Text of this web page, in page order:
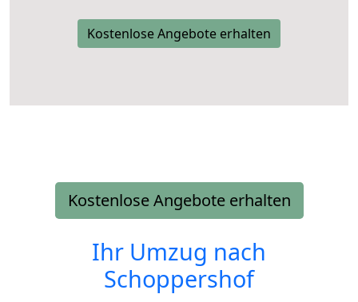
Kostenlose Angebote erhalten
Kostenlose Angebote erhalten
Ihr Umzug nach
Schoppershof